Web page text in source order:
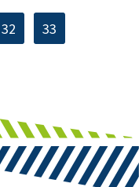
32
33